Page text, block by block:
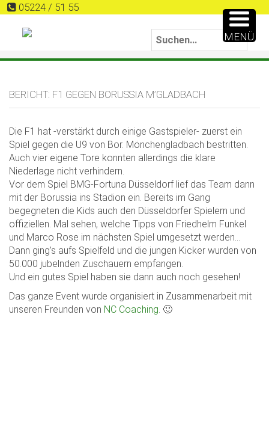
05224 / 51 55
BERICHT: F1 GEGEN BORUSSIA M’GLADBACH
Die F1 hat -verstärkt durch einige Gastspieler- zuerst ein
Spiel gegen die U9 von Bor. Mönchengladbach bestritten.
Auch vier eigene Tore konnten allerdings die klare
Niederlage nicht verhindern.
Vor dem Spiel BMG-Fortuna Düsseldorf lief das Team dann
mit der Borussia ins Stadion ein. Bereits im Gang
begegneten die Kids auch den Düsseldorfer Spielern und
offiziellen. Mal sehen, welche Tipps von Friedhelm Funkel
und Marco Rose im nächsten Spiel umgesetzt werden…
Dann ging’s aufs Spielfeld und die jungen Kicker wurden von
50.000 jubelnden Zuschauern empfangen.
Und ein gutes Spiel haben sie dann auch noch gesehen!
Das ganze Event wurde organisiert in Zusammenarbeit mit
unseren Freunden von NC Coaching. 🙂
MENÜ